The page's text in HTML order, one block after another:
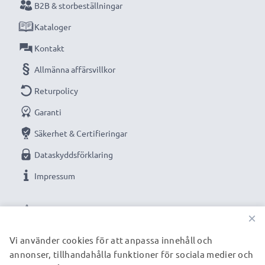
VÅRA BETALNINGSALTERNATIV
B2B & storbeställningar
Kataloger
Kontakt
Allmänna affärsvillkor
Returpolicy
Garanti
Säkerhet & Certifieringar
Dataskyddsförklaring
Impressum
VÅRA FRAKTPARTNERS
×
Vi använder cookies för att anpassa innehåll och
annonser, tillhandahålla funktioner för sociala medier och